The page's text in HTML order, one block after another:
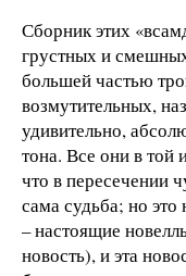
Сборник этих
грустных и
большей частью
возмутительных,
удивительно,
тона. Все они в той
что в пересечении
сама судьба; но
– настоящие
новость), и эта